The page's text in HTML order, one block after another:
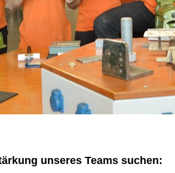
unseres Teams suchen: